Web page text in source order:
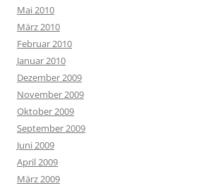
Mai 2010
März 2010
Februar 2010
Januar 2010
Dezember 2009
November 2009
Oktober 2009
September 2009
Juni 2009
April 2009
März 2009